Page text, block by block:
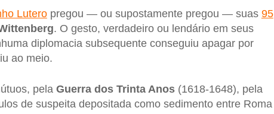
Luteropregou — ou supostamente pregou — suas 95
. O gesto, verdadeiro ou lendário em seus
diplomacia subsequente conseguiu apagar por
ao meio.
pela Guerra dos Trinta Anos(1618-1648), pela
de suspeita depositada como sedimento entre Roma